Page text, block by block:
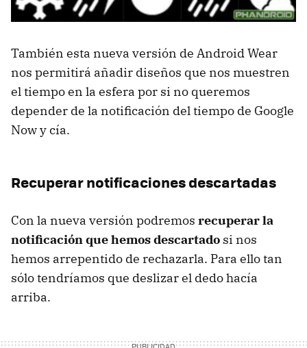
También esta nueva versión de Android Wear
nos permitirá añadir diseños que nos muestren
el tiempo en la esfera por si no queremos
depender de la notificación del tiempo de Google
Now y cía.
Recuperar notificaciones descartadas
Con la nueva versión podremos recuperar la
notificación que hemos descartado si nos
hemos arrepentido de rechazarla. Para ello tan
sólo tendríamos que deslizar el dedo hacía
arriba.